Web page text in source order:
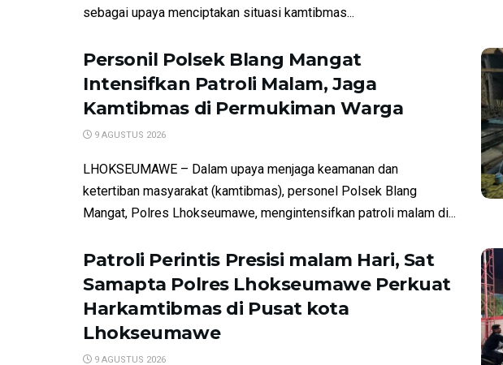
sebagai upaya menciptakan situasi kamtibmas...
Personil Polsek Blang Mangat
Intensifkan Patroli Malam, Jaga
Kamtibmas di Permukiman Warga
9 AGUSTUS 2026
LHOKSEUMAWE – Dalam upaya menjaga keamanan dan
ketertiban masyarakat (kamtibmas), personel Polsek Blang
Mangat, Polres Lhokseumawe, mengintensifkan patroli malam di...
Patroli Perintis Presisi malam Hari, Sat
Samapta Polres Lhokseumawe Perkuat
Harkamtibmas di Pusat kota
Lhokseumawe
9 AGUSTUS 2026